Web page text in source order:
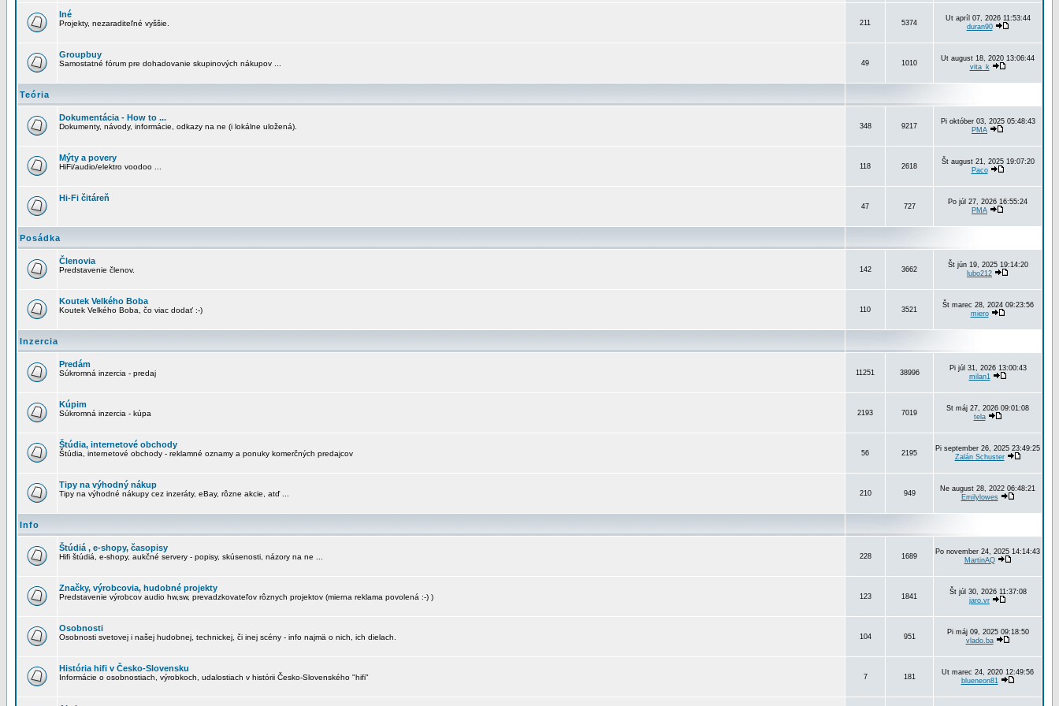
Iné
Projekty, nezaraditeľné vyššie. 211 5374
Ut apríl 07, 2026 11:53:44
duran90
Groupbuy
Samostatné fórum pre dohadovanie skupinových nákupov ... 49 1010
Ut august 18, 2020 13:06:44
vita_k
Teória
Dokumentácia - How to ...
Dokumenty, návody, informácie, odkazy na ne (i lokálne uložená). 348 9217
Pi október 03, 2025 05:48:43
PMA
Mýty a povery
HiFi/audio/elektro voodoo ... 118 2618
Št august 21, 2025 19:07:20
Paco
Hi-Fi čitáreň
47 727
Po júl 27, 2026 16:55:24
PMA
Posádka
Členovia
Predstavenie členov. 142 3662
Št jún 19, 2025 19:14:20
lubo212
Koutek Velkého Boba
Koutek Velkého Boba, čo viac dodať :-) 110 3521
Št marec 28, 2024 09:23:56
miero
Inzercia
Predám
Súkromná inzercia - predaj 11251 38996
Pi júl 31, 2026 13:00:43
milan1
Kúpim
Súkromná inzercia - kúpa 2193 7019
St máj 27, 2026 09:01:08
tela
Štúdia, internetové obchody
Štúdia, internetové obchody - reklamné oznamy a ponuky komerčných predajcov 56 2195
Pi september 26, 2025 23:49:25
Zalán Schuster
Tipy na výhodný nákup
Tipy na výhodné nákupy cez inzeráty, eBay, rôzne akcie, atď ... 210 949
Ne august 28, 2022 06:48:21
Emilylowes
Info
Štúdiá , e-shopy, časopisy
Hifi štúdiá, e-shopy, aukčné servery - popisy, skúsenosti, názory na ne ... 228 1689
Po november 24, 2025 14:14:43
MartinAQ
Značky, výrobcovia, hudobné projekty
Predstavenie výrobcov audio hw,sw, prevadzkovateľov rôznych projektov (mierna reklama povolená :-) ) 123 1841
Št júl 30, 2026 11:37:08
jaro.vr
Osobnosti
Osobnosti svetovej i našej hudobnej, technickej, či inej scény - info najmä o nich, ich dielach. 104 951
Pi máj 09, 2025 09:18:50
vlado.ba
História hifi v Česko-Slovensku
Informácie o osobnostiach, výrobkoch, udalostiach v histórii Česko-Slovenského "hifi" 7 181
Ut marec 24, 2020 12:49:56
blueneon81